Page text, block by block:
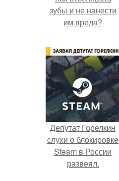
зубы и не нанести
им вреда?
Депутат Горелкин
слухи о блокировке
Steam в России
развеял.